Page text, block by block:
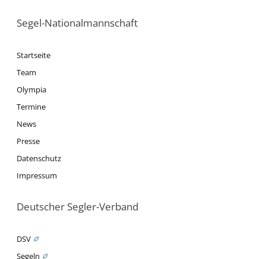
Segel-Nationalmannschaft
Startseite
Team
Olympia
Termine
News
Presse
Datenschutz
Impressum
Deutscher Segler-Verband
DSV
Segeln